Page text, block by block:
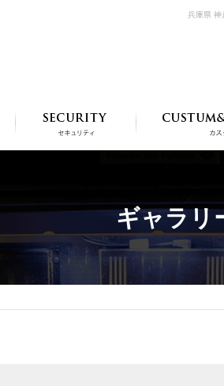
兵庫県 神
ギャラリ